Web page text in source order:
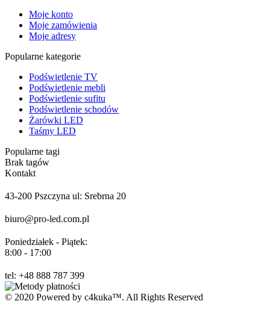
Moje konto
Moje zamówienia
Moje adresy
Popularne kategorie
Podświetlenie TV
Podświetlenie mebli
Podświetlenie sufitu
Podświetlenie schodów
Żarówki LED
Taśmy LED
Popularne tagi
Brak tagów
Kontakt
43-200 Pszczyna ul: Srebrna 20
biuro@pro-led.com.pl
Poniedziałek - Piątek:
8:00 - 17:00
tel: +48 888 787 399
© 2020 Powered by c4kuka™. All Rights Reserved